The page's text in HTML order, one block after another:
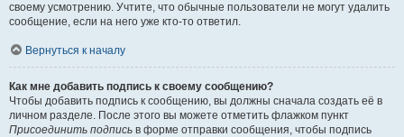
своему усмотрению. Учтите, что обычные пользователи не могут удалить
сообщение, если на него уже кто-то ответил.
Вернуться к началу
Как мне добавить подпись к своему сообщению?
Чтобы добавить подпись к сообщению, вы должны сначала создать её в
личном разделе. После этого вы можете отметить флажком пункт
Присоединить подпись в форме отправки сообщения, чтобы подпись